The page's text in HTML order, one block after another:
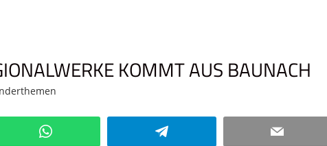
KOMMT AUS BAUNACH
WhatsApp Telegram Email